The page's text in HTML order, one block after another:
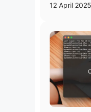
12 April 2025